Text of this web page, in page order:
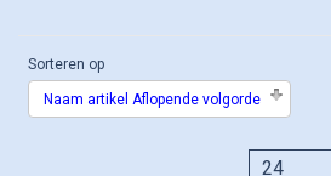
Sorteren op
Naam artikel Aflopende volgorde